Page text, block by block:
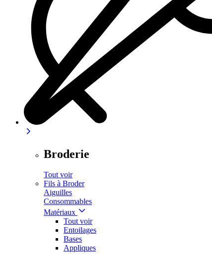
Broderie
Tout voir
Fils à Broder
Aiguilles
Consommables
Matériaux
Tout voir
Entoilages
Bases
Appliques